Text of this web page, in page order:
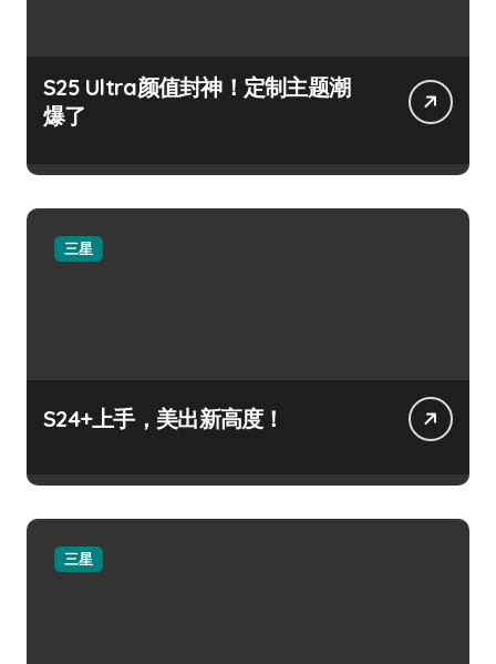
S25 Ultra颜值封神！定制主题潮
爆了
三星
S24+上手，美出新高度！
三星